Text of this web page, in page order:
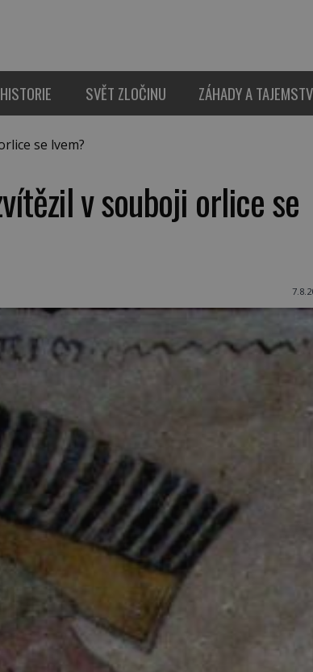
HISTORIE SVĚT ZLOČINU ZÁHADY A
se lvem?
v souboji orlice se